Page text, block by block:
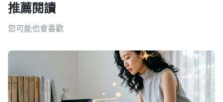
推薦閱讀
您可能也會喜歡